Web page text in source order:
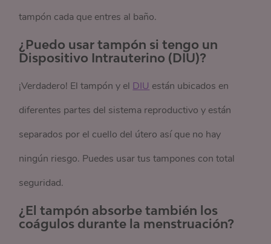
tampón cada que entres al baño.
¿Puedo usar tampón si tengo un
Dispositivo Intrauterino (DIU)?
¡Verdadero! El tampón y el DIU están ubicados en
diferentes partes del sistema reproductivo y están
separados por el cuello del útero así que no hay
ningún riesgo. Puedes usar tus tampones con total
seguridad.
¿El tampón absorbe también los
coágulos durante la menstruación?